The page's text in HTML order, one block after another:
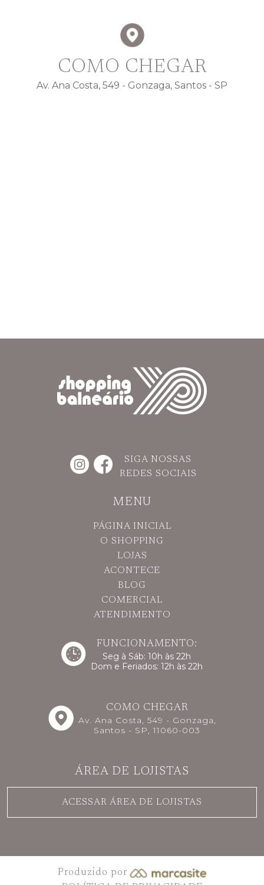
COMO CHEGAR
Av. Ana Costa, 549 - Gonzaga, Santos - SP
SIGA NOSSAS
REDES SOCIAIS
MENU
PÁGINA INICIAL
O SHOPPING
LOJAS
ACONTECE
BLOG
COMERCIAL
ATENDIMENTO
FUNCIONAMENTO:
Seg à Sáb: 10h às 22h
Dom e Feriados: 12h às 22h
COMO CHEGAR
Av. Ana Costa, 549 - Gonzaga,
Santos - SP, 11060-003
ÁREA DE LOJISTAS
ACESSAR ÁREA DE LOJISTAS
Produzido por